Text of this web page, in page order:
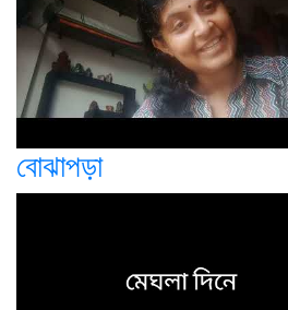
বোঝাপড়া